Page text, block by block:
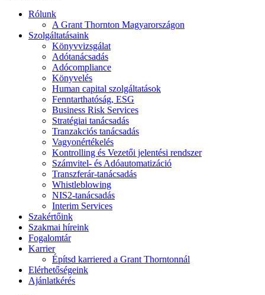
Rólunk
A Grant Thornton Magyarországon
Szolgáltatásaink
Könyvvizsgálat
Adótanácsadás
Adócompliance
Könyvelés
Human capital szolgáltatások
Fenntarthatóság, ESG
Business Risk Services
Stratégiai tanácsadás
Tranzakciós tanácsadás
Vagyonértékelés
Kontrolling és Vezetői jelentési rendszer
Számvitel- és Adóautomatizáció
Transzferár-tanácsadás
Whistleblowing
NIS2-tanácsadás
Interim Services
Szakértőink
Szakmai híreink
Fogalomtár
Karrier
Építsd karriered a Grant Thorntonnál
Elérhetőségeink
Ajánlatkérés